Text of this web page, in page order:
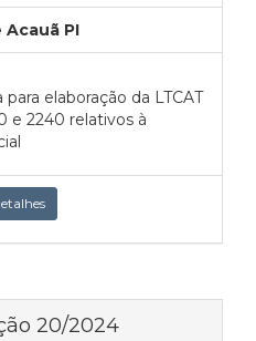
PI
elaboração da LTCAT
e 2240 relativos à
20/2024